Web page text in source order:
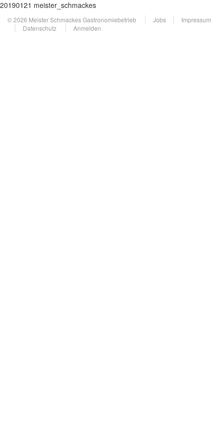
20190121 meister_schmackes
© 2026 Meister Schmackes Gastronomiebetrieb Jobs
Impressum
Datenschutz
Anmelden